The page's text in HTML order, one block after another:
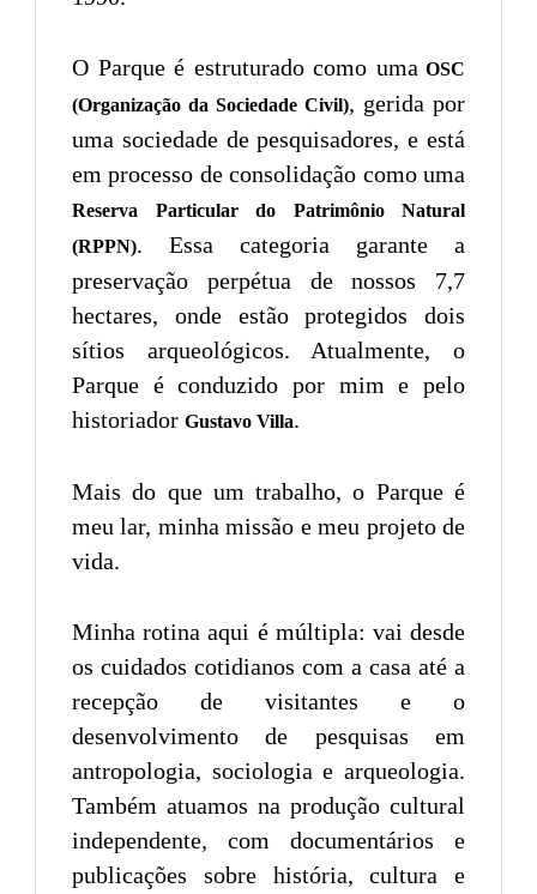
O Parque é estruturado como uma OSC
(Organização da Sociedade Civil), gerida por
uma sociedade de pesquisadores, e está
em processo de consolidação como uma
Reserva Particular do Patrimônio Natural
(RPPN). Essa categoria garante a
preservação perpétua de nossos 7,7
hectares, onde estão protegidos dois
sítios arqueológicos. Atualmente, o
Parque é conduzido por mim e pelo
historiador Gustavo Villa.
Mais do que um trabalho, o Parque é
meu lar, minha missão e meu projeto de
vida.
Minha rotina aqui é múltipla: vai desde
os cuidados cotidianos com a casa até a
recepção de visitantes e o
desenvolvimento de pesquisas em
antropologia, sociologia e arqueologia.
Também atuamos na produção cultural
independente, com documentários e
publicações sobre história, cultura e